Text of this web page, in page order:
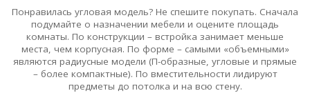
Понравилась угловая модель? Не спешите покупать. Сначала
подумайте о назначении мебели и оцените площадь
комнаты. По конструкции – встройка занимает меньше
места, чем корпусная. По форме – самыми «объемными»
являются радиусные модели (П-образные, угловые и прямые
– более компактные). По вместительности лидируют
предметы до потолка и на всю стену.